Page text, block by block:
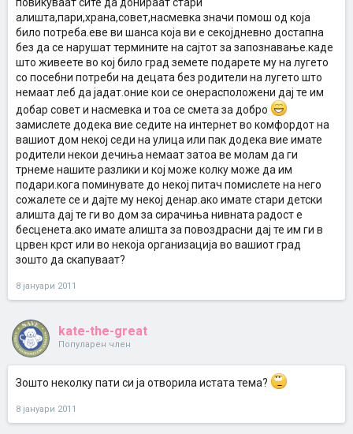
алишта,пари,храна,совет,насмевка значи помош од која
било потреба.еве ви шанса која ви е секојдневно достапна
без да се нарушат термините на сајтот за запознавање.каде
што живеете во кој било град земете подарете му на лугето
со посебни потреби на децата без родители на лугето што
немаат леб да јадат.оние кои се онерасположени дај те им
добар совет и насмевка и тоа се смета за добро
замислете додека вие седите на интернет во комфордот на
вашиот дом некој седи на улица или пак додека вие имате
родители некои дечиња немаат затоа ве молам да ги
трнеме нашите разлики и кој може колку може да им
подари.кога поминувате до некој питач помислете на него
сожалете се и дајте му некој денар.ако имате стари детски
алишта дај те ги во дом за сирачиња нивната радост е
бесценета.ако имате алишта за повоздрасни дај те им ги в
црвен крст или во некоја организација во вашиот град
зошто да скапуваат?
8 јануари 2011
kate-the-great
Популарен член
Зошто неколку пати си ја отворила истата тема?
8 јануари 2011